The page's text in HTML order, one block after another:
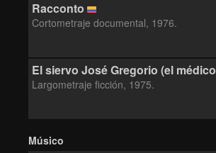
Racconto
Cortometraje documental, 1976.
El siervo José Gregorio (el
Largometraje ficción, 1975.
Músico